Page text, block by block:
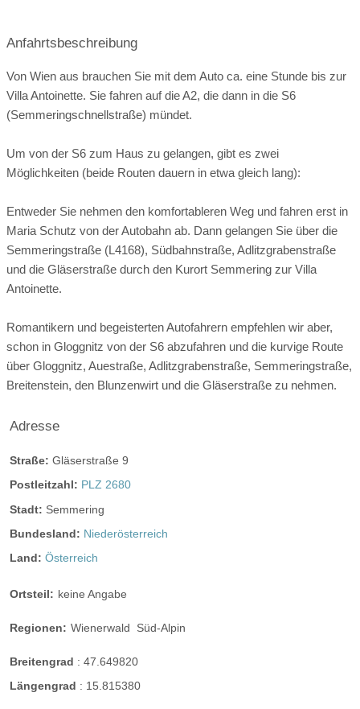
barrierefreie Location
Platz für Agape letzte Renovierung: 2015
Video
Facebook instagram
Candybar Fotobox weitere Unterlagen
Anfahrtsbeschreibung
Von Wien aus brauchen Sie mit dem Auto ca. eine Stunde bis zur
Villa Antoinette. Sie fahren auf die A2, die dann in die S6
(Semmeringschnellstraße) mündet.
Um von der S6 zum Haus zu gelangen, gibt es zwei
Möglichkeiten (beide Routen dauern in etwa gleich lang):
Entweder Sie nehmen den komfortableren Weg und fahren erst in
Maria Schutz von der Autobahn ab. Dann gelangen Sie über die
Semmeringstraße (L4168), Südbahnstraße, Adlitzgrabenstraße
und die Gläserstraße durch den Kurort Semmering zur Villa
Antoinette.
Romantikern und begeisterten Autofahrern empfehlen wir aber,
schon in Gloggnitz von der S6 abzufahren und die kurvige Route
über Gloggnitz, Auestraße, Adlitzgrabenstraße, Semmeringstraße,
Breitenstein, den Blunzenwirt und die Gläserstraße zu nehmen.
Adresse
Straße: Gläserstraße 9
Postleitzahl: PLZ 2680
Stadt: Semmering
Bundesland: Niederösterreich
Land: Österreich
Ortsteil: keine Angabe
Regionen: Wienerwald Süd-Alpin
Breitengrad : 47.649820
Längengrad : 15.815380